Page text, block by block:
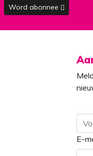
Word abonnee
E-